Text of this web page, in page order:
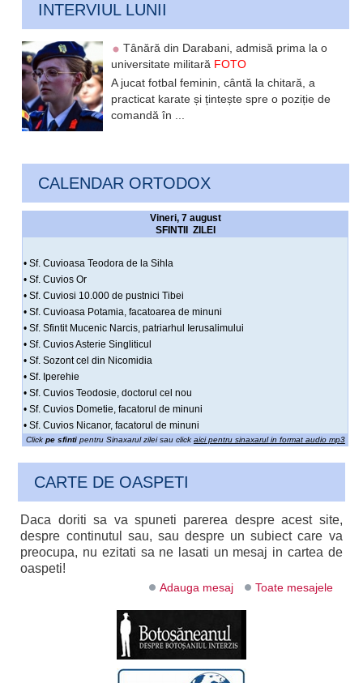
INTERVIUL LUNII
Tânără din Darabani, admisă prima la o
universitate militară FOTO
A jucat fotbal feminin, cântă la chitară, a
practicat karate și țintește spre o poziție de
comandă în ...
CALENDAR ORTODOX
Vineri, 7 august
SFINTII ZILEI
• Sf. Cuvioasa Teodora de la Sihla
• Sf. Cuvios Or
• Sf. Cuviosi 10.000 de pustnici Tibei
• Sf. Cuvioasa Potamia, facatoarea de minuni
• Sf. Sfintit Mucenic Narcis, patriarhul Ierusalimului
• Sf. Cuvios Asterie Singliticul
• Sf. Sozont cel din Nicomidia
• Sf. Iperehie
• Sf. Cuvios Teodosie, doctorul cel nou
• Sf. Cuvios Dometie, facatorul de minuni
• Sf. Cuvios Nicanor, facatorul de minuni
Click pe sfintipentru Sinaxarul zilei sau click aici pentru sinaxarul in format audio mp3
CARTE DE OASPETI
Daca doriti sa va spuneti parerea despre acest site,
despre continutul sau, sau despre un subiect care va
preocupa, nu ezitati sa ne lasati un mesaj in cartea de
oaspeti!
Adauga mesaj Toate mesajele